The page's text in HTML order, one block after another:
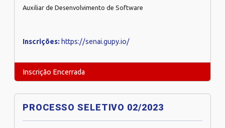
Auxiliar de Desenvolvimento de Software
Inscrições: https://senai.gupy.io/
Inscrição Encerrada
PROCESSO SELETIVO 02/2023